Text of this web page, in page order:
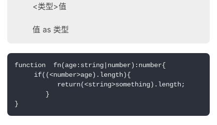
<类型>值
值 as 类型
function  fn(age:string|number):number{
if((<number>age).length){
return(<string>something).length;
}
}